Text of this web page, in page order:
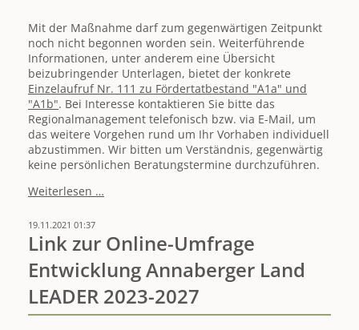
Mit der Maßnahme darf zum gegenwärtigen Zeitpunkt
noch nicht begonnen worden sein. Weiterführende
Informationen, unter anderem eine Übersicht
beizubringender Unterlagen, bietet der konkrete
Einzelaufruf Nr. 111 zu Fördertatbestand "A1a" und
"A1b". Bei Interesse kontaktieren Sie bitte das
Regionalmanagement telefonisch bzw. via E-Mail, um
das weitere Vorgehen rund um Ihr Vorhaben individuell
abzustimmen. Wir bitten um Verständnis, gegenwärtig
keine persönlichen Beratungstermine durchzuführen.
Weiterlesen …
Einreichefrist
28.01.2022
(12
Uhr)
19.11.2021 01:37
Link zur Online-Umfrage
Entwicklung Annaberger Land
LEADER 2023-2027